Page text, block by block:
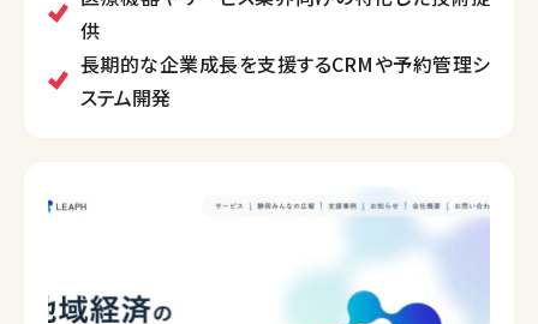
供
長期的な企業成長を支援するCRMや予約管理シ
ステム開発